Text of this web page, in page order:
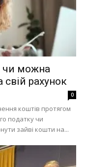
чи можна
рахунок
0
коштів протягом
податку чи
зайві кошти на...